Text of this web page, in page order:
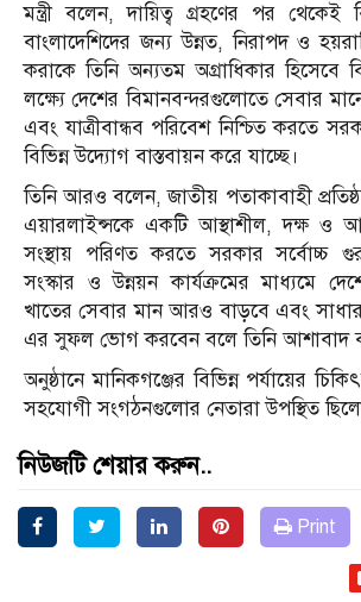
মন্ত্রী বলেন, দায়িত্ব গ্রহণের পর থেকেই
বাংলাদেশিদের জন্য উন্নত, নিরাপদ ও
করাকে তিনি অন্যতম অগ্রাধিকার হিসেবে
লক্ষ্যে দেশের বিমানবন্দরগুলোতে সেবার
এবং যাত্রীবান্ধব পরিবেশ নিশ্চিত করতে
বিভিন্ন উদ্যোগ বাস্তবায়ন করে যাচ্ছে।
তিনি আরও বলেন, জাতীয় পতাকাবাহী
এয়ারলাইন্সকে একটি আস্থাশীল, দক্ষ ও
সংস্থায় পরিণত করতে সরকার সর্বোচ্চ
সংস্কার ও উন্নয়ন কার্যক্রমের মাধ্যমে
খাতের সেবার মান আরও বাড়বে এবং
এর সুফল ভোগ করবেন বলে তিনি আশাবাদ
অনুষ্ঠানে মানিকগঞ্জের বিভিন্ন পর্যায়ের
সহযোগী সংগঠনগুলোর নেতারা উপস্থিত
নিউজটি শেয়ার করুন..
Print